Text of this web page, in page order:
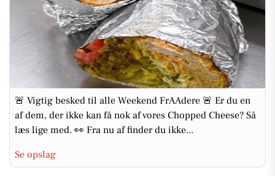
🚨 Vigtig besked til alle Weekend FrAAdere 🚨 Er du en
af dem, der ikke kan få nok af vores Chopped Cheese? Så
læs lige med. 👀 Fra nu af finder du ikke...
Se opslag